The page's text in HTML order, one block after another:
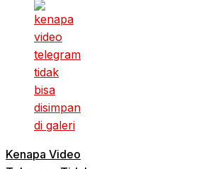
Kenapa Video